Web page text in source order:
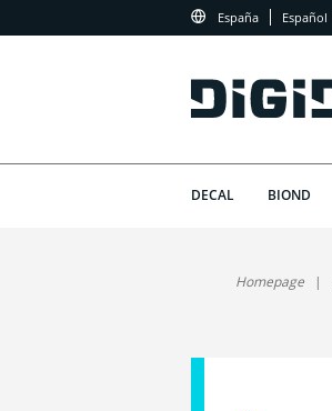
España Español
DECAL BIOND
Homepage